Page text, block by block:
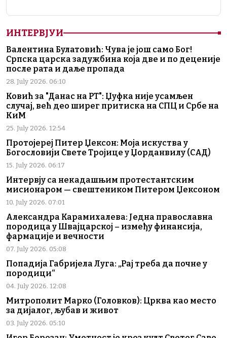
ИНТЕРВЈУИ
Валентина Булатовић: Чува је још само Бог!
Српска царска задужбина која две и по деценије
после рата и даље пропада
28. July 2026. 06:10
Ковић за "Данас на РТ": Џуфка није усамљен
случај, већ део ширег притиска на СПЦ и Србе на
КиМ
25. July 2026. 12:54
Протојереј Питер Џексон: Моја искуства у
Богословији Свете Тројице у Џорданвилу (САД)
15. July 2026. 06:17
Интервју са некадашњим протестантским
мисионаром — свештеником Питером Џексоном
10. July 2026. 07:01
Александра Карамихалева: Једна православна
породица у Швајцарској – између финансија,
фармације и вечности
07. July 2026. 05:08
Попадија Габријела Луга: „Рај треба да почне у
породици“
04. July 2026. 12:08
Митрополит Марко (Головков): Црква као место
за дијалог, љубав и живот
03. July 2026. 05:10